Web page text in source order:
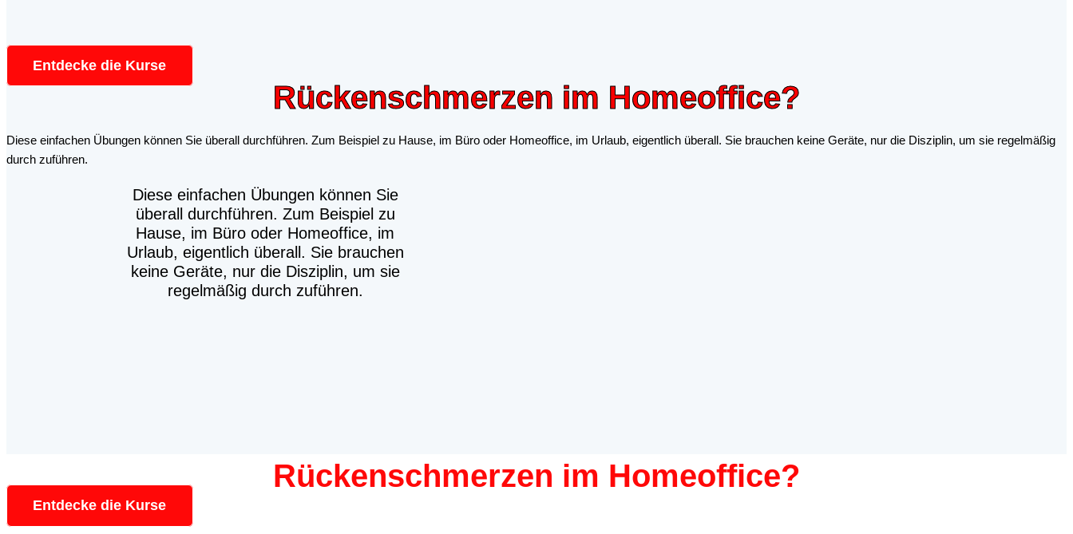
Entdecke die Kurse
Rückenschmerzen im Homeoffice?
Diese einfachen Übungen können Sie überall durchführen. Zum Beispiel zu Hause, im Büro oder Homeoffice, im Urlaub, eigentlich überall. Sie brauchen keine Geräte, nur die Disziplin, um sie regelmäßig
durch zuführen.
Diese einfachen Übungen können Sie
überall durchführen. Zum Beispiel zu
Hause, im Büro oder Homeoffice, im
Urlaub, eigentlich überall. Sie brauchen
keine Geräte, nur die Disziplin, um sie
regelmäßig durch zuführen.
Rückenschmerzen im Homeoffice?
Entdecke die Kurse